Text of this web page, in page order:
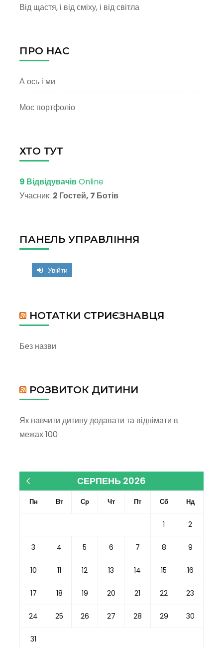
Від щастя, і від сміху, і від світла
ПРО НАС
А ось і ми
Моє портфоліо
ХТО ТУТ
9 ВідвідувачівOnline
Учасник: 2 Гостей, 7 Ботів
ПАНЕЛЬ УПРАВЛІННЯ
Увійти
НОТАТКИ СТРИЄЗНАВЦЯ
Без назви
РОЗВИТОК ДИТИНИ
Як навчити дитину додавати та віднімати в
межах 100
СЕРПЕНЬ 2026
Пн Вт Ср Чт Пт Сб Нд
1 2
3 4 5 6 7 8 9
10 11 12 13 14 15 16
17 18 19 20 21 22 23
24 25 26 27 28 29 30
31